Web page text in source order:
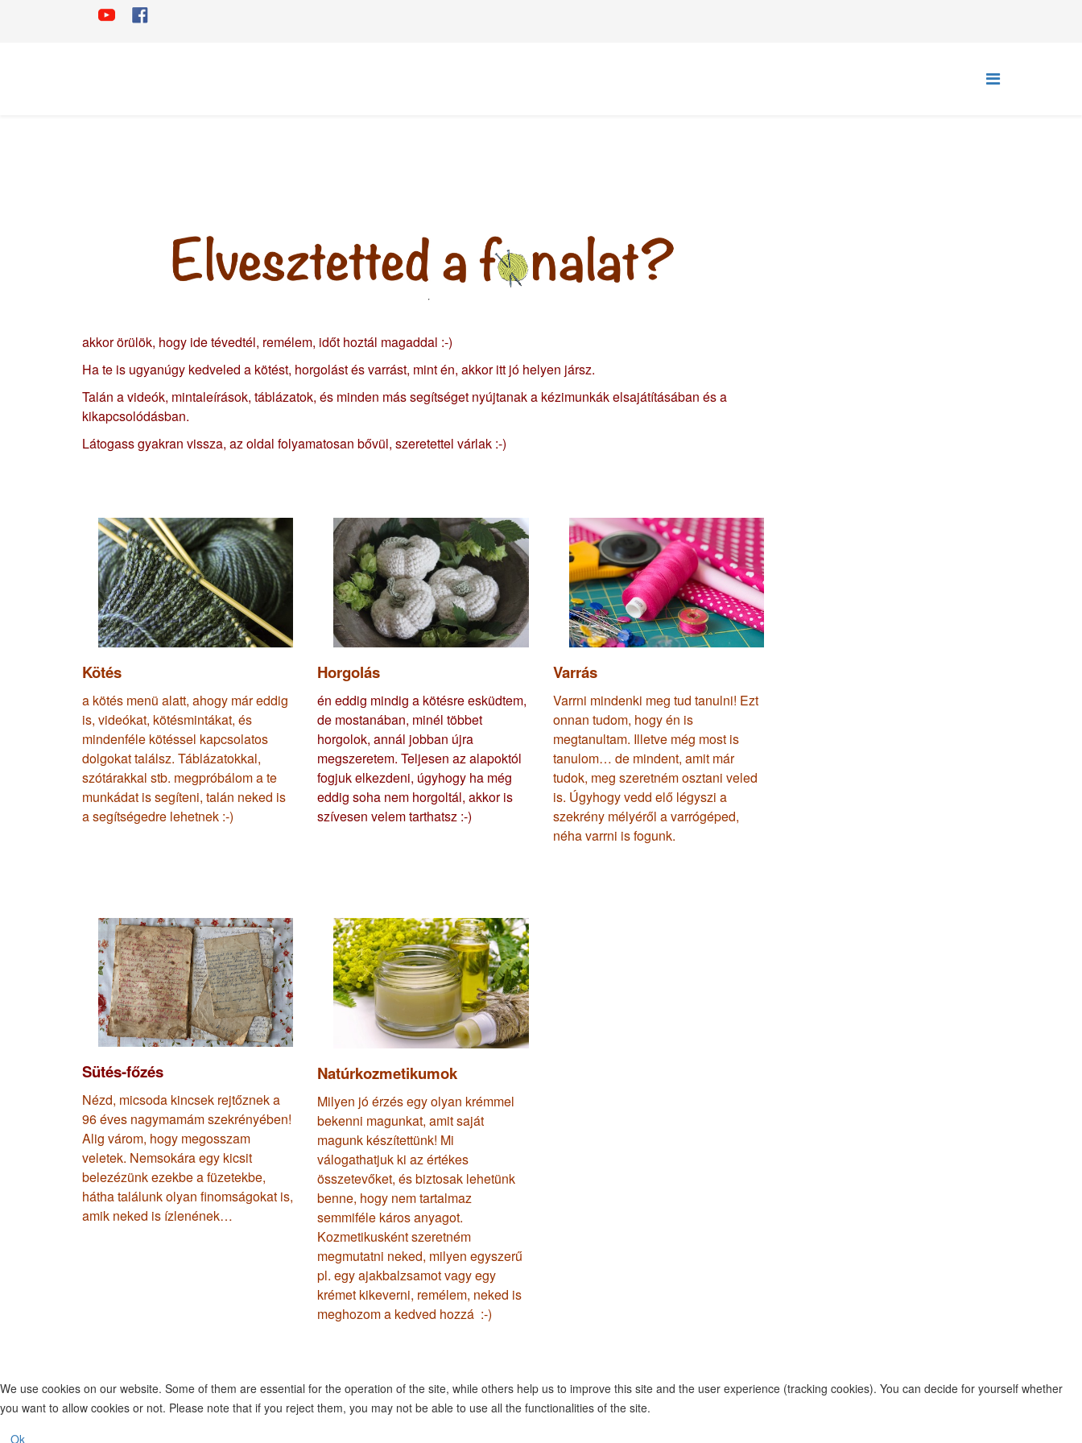
akkor örülök, hogy ide tévedtél, remélem, időt hoztál magaddal :-)
Ha te is ugyanúgy kedveled a kötést, horgolást és varrást, mint én, akkor itt jó helyen jársz.
Talán a videók, mintaleírások, táblázatok, és minden más segítséget nyújtanak a kézimunkák elsajátításában és a
kikapcsolódásban.
Látogass gyakran vissza, az oldal folyamatosan bővül, szeretettel várlak :-)
Kötés
a kötés menü alatt, ahogy már eddig
is, videókat, kötésmintákat, és
mindenféle kötéssel kapcsolatos
dolgokat találsz. Táblázatokkal,
szótárakkal stb. megpróbálom a te
munkádat is segíteni, talán neked is
a segítségedre lehetnek :-)
Horgolás
én eddig mindig a kötésre esküdtem,
de mostanában, minél többet
horgolok, annál jobban újra
megszeretem. Teljesen az alapoktól
fogjuk elkezdeni, úgyhogy ha még
eddig soha nem horgoltál, akkor is
szívesen velem tarthatsz :-)
Varrás
Varrni mindenki meg tud tanulni! Ezt
onnan tudom, hogy én is
megtanultam. Illetve még most is
tanulom… de mindent, amit már
tudok, meg szeretném osztani veled
is. Úgyhogy vedd elő légyszi a
szekrény mélyéről a varrógéped,
néha varrni is fogunk.
Sütés-főzés
Nézd, micsoda kincsek rejtőznek a
96 éves nagymamám szekrényében!
Alig várom, hogy megosszam
veletek. Nemsokára egy kicsit
belezézünk ezekbe a füzetekbe,
hátha találunk olyan finomságokat is,
amik neked is ízlenének…
Natúrkozmetikumok
Milyen jó érzés egy olyan krémmel
bekenni magunkat, amit saját
magunk készítettünk! Mi
válogathatjuk ki az értékes
összetevőket, és biztosak lehetünk
benne, hogy nem tartalmaz
semmiféle káros anyagot.
Kozmetikusként szeretném
megmutatni neked, milyen egyszerű
pl. egy ajakbalzsamot vagy egy
krémet kikeverni, remélem, neked is
meghozom a kedved hozzá :-)
We use cookies on our website. Some of them are essential for the operation of the site, while others help us to improve this site and the user experience (tracking cookies). You can decide for yourself whether
you want to allow cookies or not. Please note that if you reject them, you may not be able to use all the functionalities of the site.
Ok